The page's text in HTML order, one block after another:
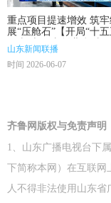
重点项目提速增效 筑
展“压舱石”【开局“十
正当时·干事创业 担当
山东新闻联播
时间 2026-06-07
齐鲁网版权与免责声明
1、山东广播电视台下
下简称本网）在互联网
人不得非法使用山东